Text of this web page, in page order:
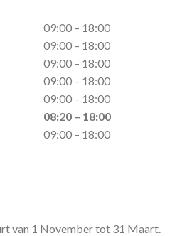
09:00 – 18:00
09:00 – 18:00
09:00 – 18:00
09:00 – 18:00
09:00 – 18:00
08:20 – 18:00
09:00 – 18:00
van 1 November tot 31 Maart.